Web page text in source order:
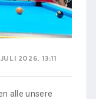
2026, 13:11
alle unsere